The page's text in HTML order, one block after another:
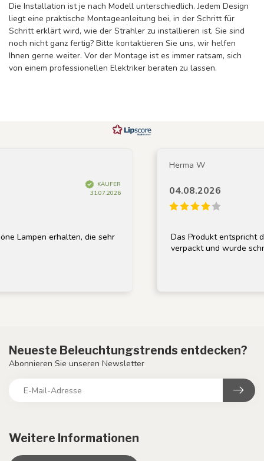
Die Installation ist je nach Modell unterschiedlich. Jedem Design
liegt eine praktische Montageanleitung bei, in der Schritt für
Schritt erklärt wird, wie der Strahler zu installieren ist. Sie sind
noch nicht ganz fertig? Bitte kontaktieren Sie uns, wir helfen
Ihnen gerne weiter. Vor der Montage ist es immer ratsam, sich
von einem professionellen Elektriker beraten zu lassen.
KÄUFER
31.07.2026
erhalten, die sehr
Herma W
04.08.2026
Das Produkt entspricht der
verpackt und wurde schnell
Weitere Informationen
Neueste Beleuchtungstrends entdecken?
Abonnieren Sie unseren Newsletter